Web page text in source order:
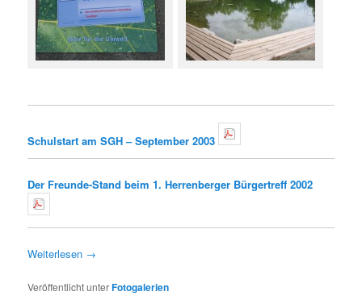
Schulstart am SGH – September 2003
Der Freunde-Stand beim 1. Herrenberger Bürgertreff 2002
Weiterlesen →
Veröffentlicht unterFotogalerien